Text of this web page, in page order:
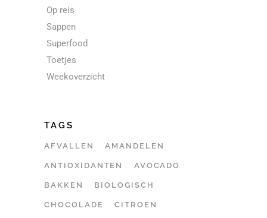
Op reis
Sappen
Superfood
Toetjes
Weekoverzicht
TAGS
AFVALLEN AMANDELEN
ANTIOXIDANTEN AVOCADO
BAKKEN BIOLOGISCH
CHOCOLADE CITROEN